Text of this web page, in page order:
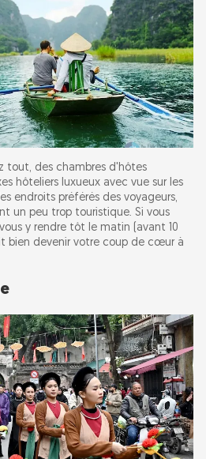
tout, des chambres d'hôtes
hôteliers luxueux avec vue sur les
endroits préférés des voyageurs,
un peu trop touristique. Si vous
y rendre tôt le matin (avant 10
bien devenir votre coup de cœur à